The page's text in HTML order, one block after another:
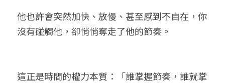
他也許會突然加快、放慢、甚至感到不自在，你
沒有碰觸他，卻悄悄奪走了他的節奏。
這正是時間的權力本質：「誰掌握節奏，誰就掌